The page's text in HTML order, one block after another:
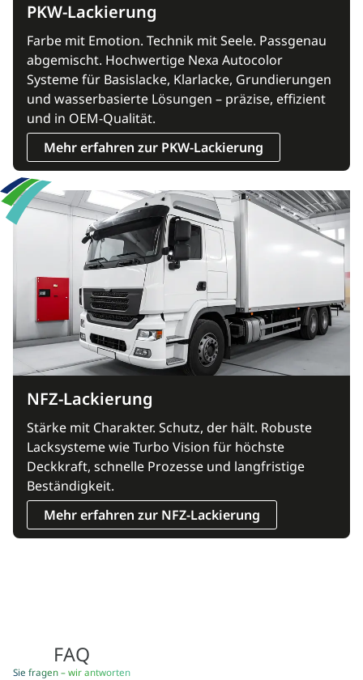
PKW-Lackierung
Farbe mit Emotion. Technik mit Seele. Passgenau
abgemischt. Hochwertige Nexa Autocolor
Systeme für Basislacke, Klarlacke, Grundierungen
und wasserbasierte Lösungen – präzise, effizient
und in OEM-Qualität.
Mehr erfahren zur PKW-Lackierung
NFZ-Lackierung
Stärke mit Charakter. Schutz, der hält. Robuste
Lacksysteme wie Turbo Vision für höchste
Deckkraft, schnelle Prozesse und langfristige
Beständigkeit.
Mehr erfahren zur NFZ-Lackierung
FAQ
Sie fragen – wir antworten